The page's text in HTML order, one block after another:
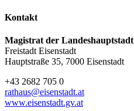
Kontakt
Magistrat der Landeshauptstadt
Freistadt Eisenstadt
Hauptstraße 35, 7000 Eisenstadt
+43 2682 705 0
rathaus@eisenstadt.at
www.eisenstadt.gv.at